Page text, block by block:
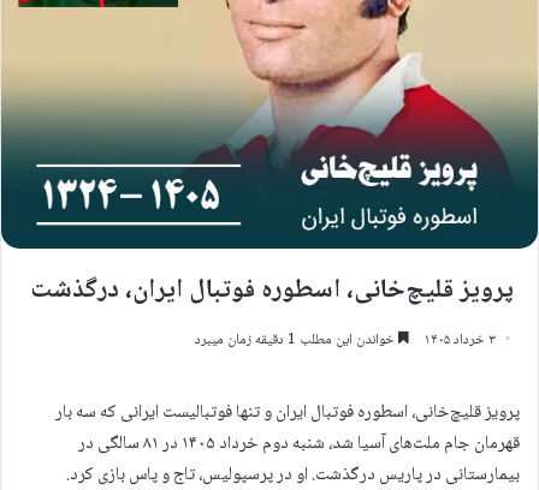
پرویز قلیچ‌خانی، اسطوره فوتبال ایران، درگذشت
۳ خرداد ۱۴۰۵ خواندن این مطلب 1 دقیقه زمان میبرد
پرویز قلیچ‌خانی، اسطوره فوتبال ایران و تنها فوتبالیست ایرانی که سه بار
قهرمان جام ملت‌های آسیا شد، شنبه دوم خرداد ۱۴۰۵ در ۸۱ سالگی در
بیمارستانی در پاریس درگذشت. او در پرسپولیس، تاج و پاس بازی کرد.